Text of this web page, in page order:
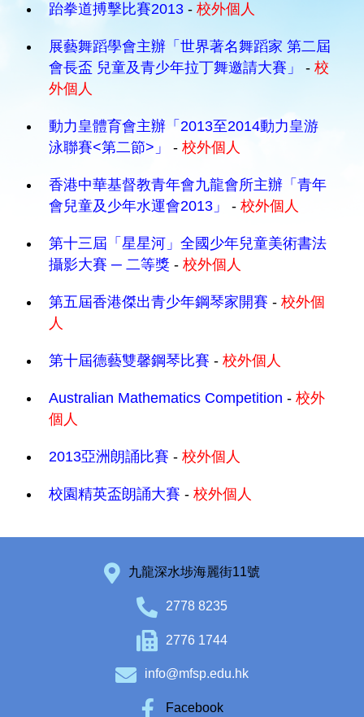
跆拳道搏擊比賽2013 - 校外個人
展藝舞蹈學會主辦「世界著名舞蹈家 第二屆
會長盃 兒童及青少年拉丁舞邀請大賽」
- 校
外個人
動力皇體育會主辦「2013至2014動力皇游
泳聯賽<第二節>」
- 校外個人
香港中華基督教青年會九龍會所主辦「青年
會兒童及少年水運會2013」
- 校外個人
第十三屆「星星河」全國少年兒童美術書法
攝影大賽 ─ 二等獎 - 校外個人
第五屆香港傑出青少年鋼琴家開賽 - 校外個
人
第十屆德藝雙馨鋼琴比賽 - 校外個人
Australian Mathematics Competition - 校外
個人
2013亞洲朗誦比賽 - 校外個人
校園精英盃朗誦大賽 - 校外個人
九龍深水埗海麗街11號
2778 8235
2776 1744
info@mfsp.edu.hk
Facebook